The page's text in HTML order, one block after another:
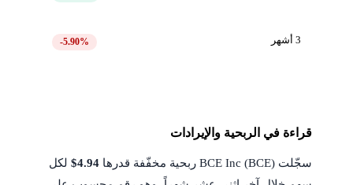
3 أشهر -5.90%
قراءة في الربحية والإيرادات
سجّلت BCE Inc (BCE) ربحية مخفّفة قدرها $4.94لكل